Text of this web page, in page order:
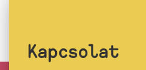
Kapcsolat